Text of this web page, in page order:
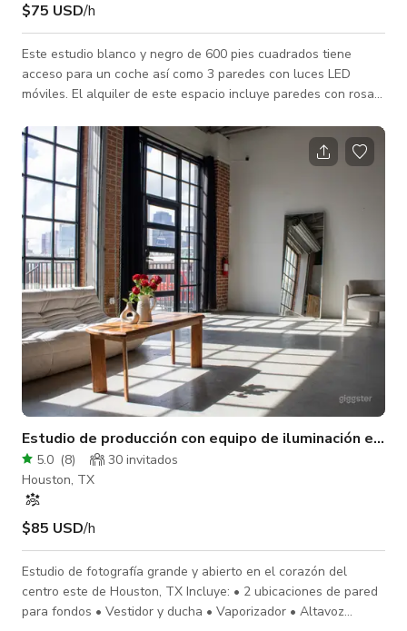
$75 USD/h
Este estudio blanco y negro de 600 pies cuadrados tiene
acceso para un coche así como 3 paredes con luces LED
móviles. El alquiler de este espacio incluye paredes con rosas
Iluminación gratuita (Lista de equipo y luces disponible al final
de la descripción) - Estacionamiento gratuito y seguro para 25
coches - Sala de reuniones - Acceso para coche al fondo
blanco - Lobby Contamos con una variedad de muebles y
equipo que serán muy útiles para
Estudio de producción con equipo de iluminación en
5.0 (8)
30 invitados
Houston, TX
$85 USD/h
Estudio de fotografía grande y abierto en el corazón del
centro este de Houston, TX Incluye: • 2 ubicaciones de pared
para fondos • Vestidor y ducha • Vaporizador • Altavoz